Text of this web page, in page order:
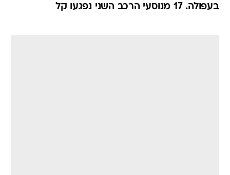
בעפולה. 17 מנוסעי הרכב השני נפגעו קל